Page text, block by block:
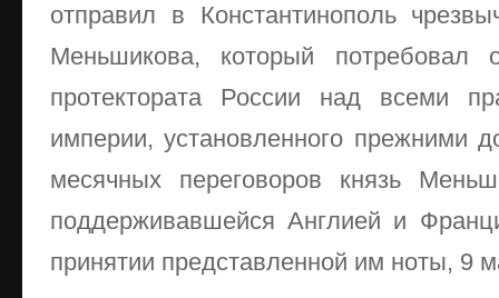
отправил в Константинополь
Меньшикова, который потребовал
протектората России над всеми
империи, установленного прежними
месячных переговоров князь
поддерживавшейся Англией и
принятии представленной им ноты, 9